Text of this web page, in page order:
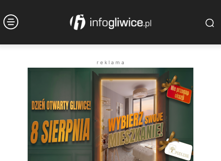
r e k l a m a